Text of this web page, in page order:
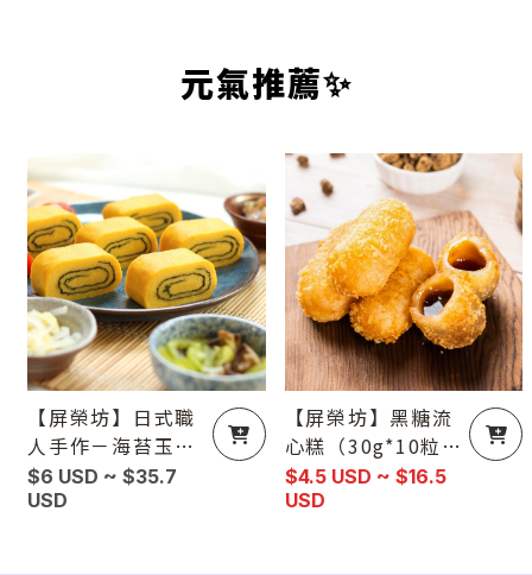
元氣推薦✨
【屏榮坊】日式職
人手作－海苔玉子
燒Seaweed Ome
lette（Tamagoy
$6 USD ~ $35.7
USD
【屏榮坊】黑糖流
心糕（30g*10粒／
盒）知名火鍋店熱
門甜點御用（單
$4.5 USD ~ $16.5
USD